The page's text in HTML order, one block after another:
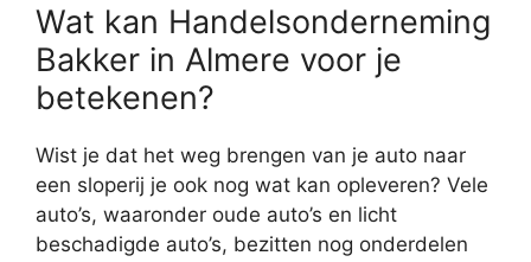
Wat kan Handelsonderneming
Bakker in Almere voor je
betekenen?
Wist je dat het weg brengen van je auto naar
een sloperij je ook nog wat kan opleveren? Vele
auto’s, waaronder oude auto’s en licht
beschadigde auto’s, bezitten nog onderdelen